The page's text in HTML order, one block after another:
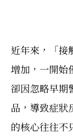
近年來，「接
增加，一開始
卻因忽略早期
品，導致症狀
的核心往往不